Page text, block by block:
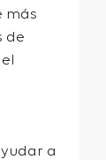
más
de
a